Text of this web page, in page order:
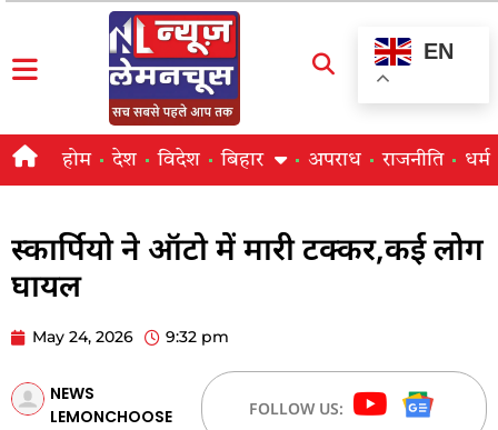
EN
होम देश विदेश बिहार अपराध राजनीति धर्म
स्कार्पियो ने ऑटो में मारी टक्कर,कई लोग
घायल
May 24, 2026 9:32 pm
NEWS
LEMONCHOOSE
FOLLOW US: